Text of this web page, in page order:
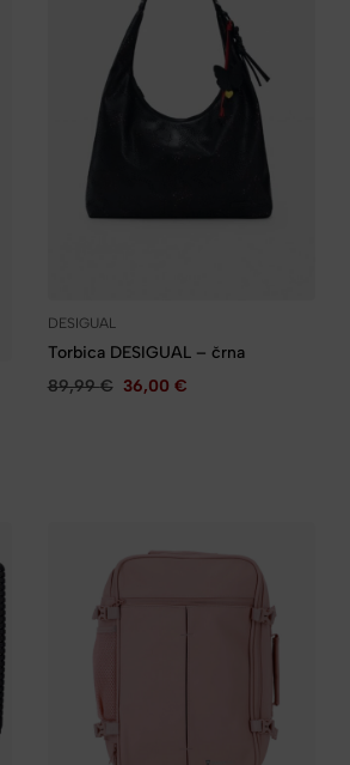
DESIGUAL
Torbica DESIGUAL – črna
89,99€ 36,00 €